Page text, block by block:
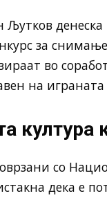
Љутковденеска
за
во
на
култура
со
дека е